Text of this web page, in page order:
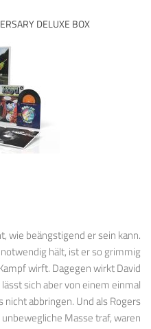
DELUXE BOX
wie beängstigend er sein kann.
hält, ist er so grimmig
wirft. Dagegen wirkt David
sich aber von einem einmal
nicht abbringen. Und als Rogers
Masse traf, waren